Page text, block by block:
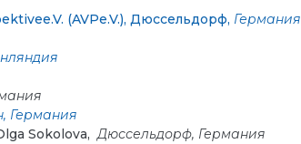
(AVPe.V.), Дюссельдорф, Германия
Германия
Sokolova,Дюссельдорф, Германия